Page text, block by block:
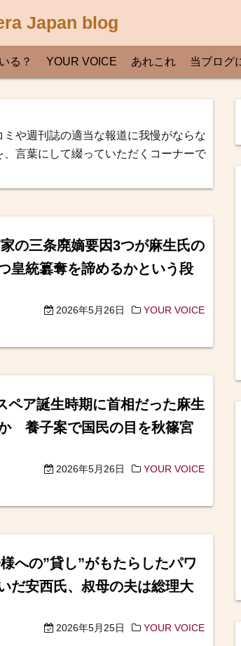
Japan blog
る？ YOUR VOICE あれこれ 当ブログ
や週刊誌の適当な報道に我慢がならな
言葉にして綴っていただくコーナーで
の三条廃嫡要因3つが麻生氏の
統簒奪を諦めるかという段
2026年5月26日 YOUR VOICE
ペア誕生時期に首相だった麻生
養子案で国民の目を秋篠宮
2026年5月26日 YOUR VOICE
への”貸し”がもたらしたパワ
安西氏、叔母の夫は総理大
2026年5月25日 YOUR VOICE